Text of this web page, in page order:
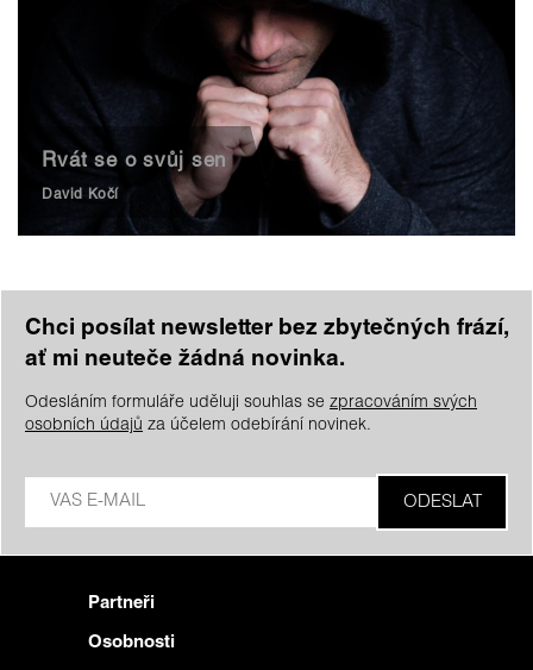
Rvát se o svůj sen
David Kočí
Chci posílat newsletter bez zbytečných frází,
ať mi neuteče žádná novinka.
Odesláním formuláře uděluji souhlas se zpracováním svých
osobních údajů za účelem odebírání novinek.
Partneři
Osobnosti